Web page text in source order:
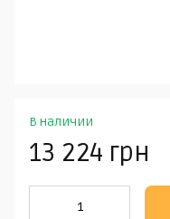
В наличии
13 224 грн